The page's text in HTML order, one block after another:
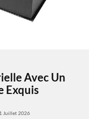
Avec Un
Exquis
Juillet 2026